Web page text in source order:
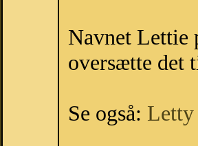
Navnet Lettie
oversætte det
Se også: Letty